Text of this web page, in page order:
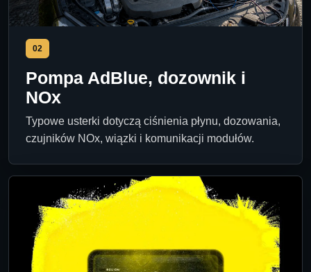
02
Pompa AdBlue, dozownik i
NOx
Typowe usterki dotyczą ciśnienia płynu, dozowania,
czujników NOx, wiązki i komunikacji modułów.